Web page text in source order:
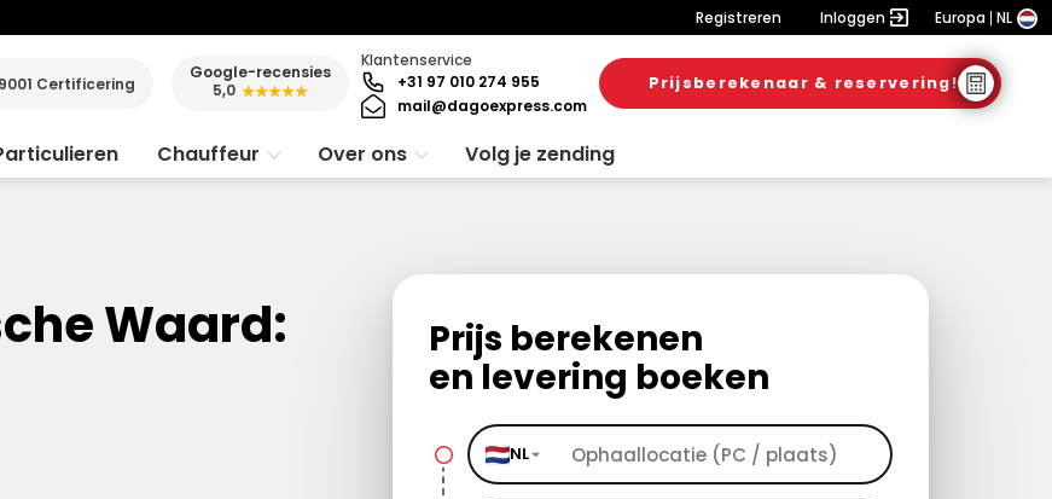
Registreren Inloggen Europa NL
Certificering
Google-recensies
5,0 ★★★★★
Klantenservice
+31 97 010 274 955
mail@dagoexpress.com
Prijsberekenaar & reservering!
Chauffeur Over ons Volg je zending
Waard:
Prijs berekenen
en levering boeken
NL